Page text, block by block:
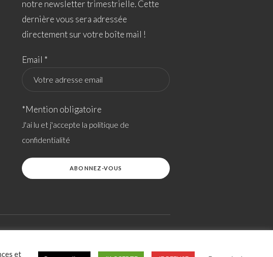
notre newsletter trimestrielle. Cette
dernière vous sera adressée
directement sur votre boîte mail !
Email *
*Mention obligatoire
J'ai lu et j'accepte la politique de
confidentialité
et